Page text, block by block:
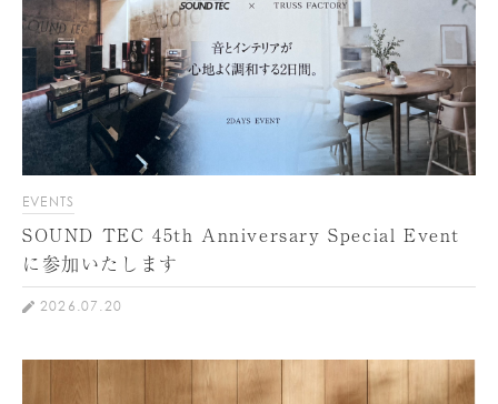
EVENTS
SOUND TEC 45th Anniversary Special Event
に参加いたします
2026.07.20